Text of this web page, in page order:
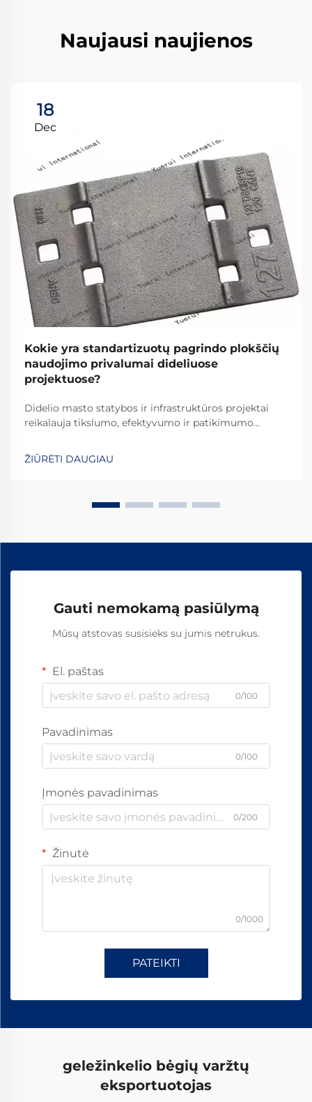
Naujausi naujienos
18
Dec
Kokie yra standartizuotų pagrindo plokščių
naudojimo privalumai dideliuose
projektuose?
Didelio masto statybos ir infrastruktūros projektai
reikalauja tikslumo, efektyvumo ir patikimumo
elementų, kurie užtikrina projekto sėkmę, išsiskiria
standartizuotos pagrindo plokštės kaip esminiai
ŽIŪRĖTI DAUGIAU
Gauti nemokamą pasiūlymą
Mūsų atstovas susisieks su jumis netrukus.
El. paštas
0/100
Pavadinimas
0/100
Įmonės pavadinimas
0/200
Žinutė
0/1000
PATEIKTI
geležinkelio bėgių varžtų
eksportuotojas